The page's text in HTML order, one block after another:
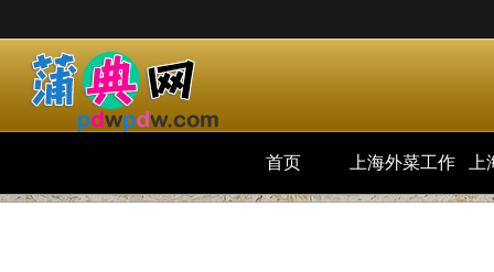
首页 上海外菜工作